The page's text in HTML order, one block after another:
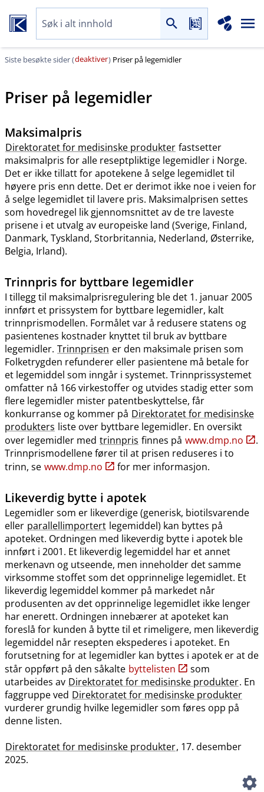
Siste besøkte sider (deaktiver) Priser på legemidler
Priser på legemidler
Maksimalpris
Direktoratet for medisinske produkter fastsetter
maksimalpris for alle reseptpliktige legemidler i Norge.
Det er ikke tillatt for apotekene å selge legemidlet til
høyere pris enn dette. Det er derimot ikke noe i veien for
å selge legemidlet til lavere pris. Maksimalprisen settes
som hovedregel lik gjennomsnittet av de tre laveste
prisene i et utvalg av europeiske land (Sverige, Finland,
Danmark, Tyskland, Storbritannia, Nederland, Østerrike,
Belgia, Irland).
Trinnpris for byttbare legemidler
I tillegg til maksimalprisregulering ble det 1. januar 2005
innført et prissystem for byttbare legemidler, kalt
trinnprismodellen. Formålet var å redusere statens og
pasientenes kostnader knyttet til bruk av byttbare
legemidler. Trinnprisen er den maksimale prisen som
Folketrygden refunderer eller pasientene må betale for
et legemiddel som inngår i systemet. Trinnprissystemet
omfatter nå 166 virkestoffer og utvides stadig etter som
flere legemidler mister patentbeskyttelse, får
konkurranse og kommer på Direktoratet for medisinske
produkters liste over byttbare legemidler. En oversikt
over legemidler med trinnpris finnes på www.dmp.no
.
Trinnprismodellene fører til at prisen reduseres i to
trinn, se www.dmp.no for mer informasjon.
Likeverdig bytte i apotek
Legemidler som er likeverdige (generisk, biotilsvarende
eller parallellimportert legemiddel) kan byttes på
apoteket. Ordningen med likeverdig bytte i apotek ble
innført i 2001. Et likeverdig legemiddel har et annet
merkenavn og utseende, men inneholder det samme
virksomme stoffet som det opprinnelige legemidlet. Et
likeverdig legemiddel kommer på markedet når
produsenten av det opprinnelige legemidlet ikke lenger
har enerett. Ordningen innebærer at apoteket kan
foreslå for kunden å bytte til et rimeligere, men likeverdig
legemiddel når resepten ekspederes i apoteket. En
forutsetning for at legemidler kan byttes i apotek er at de
står oppført på den såkalte byttelisten
som
utarbeides av Direktoratet for medisinske produkter. En
faggruppe ved Direktoratet for medisinske produkter
vurderer grundig hvilke legemidler som føres opp på
denne listen.
Direktoratet for medisinske produkter, 17. desember
2025.